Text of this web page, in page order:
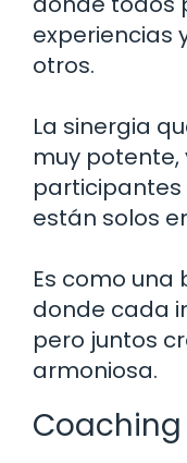
experiencias
otros.
La sinergia
muy potente,
participantes
están solos
Es como una
donde cada
pero juntos
armoniosa.